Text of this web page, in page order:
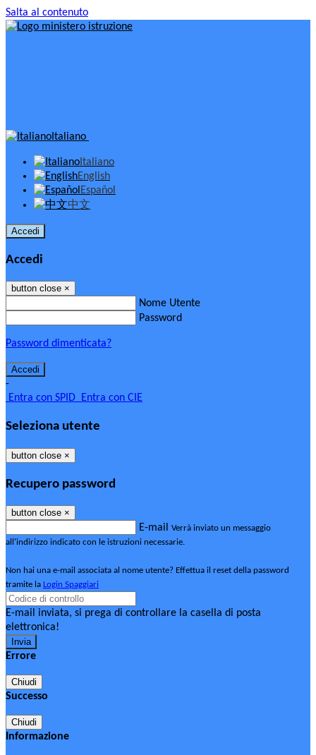
Salta al contenuto
Italiano
Italiano
English
Español
中文
Accedi
Accedi
button close ×
Nome Utente
Password
Password dimenticata?
-
Entra con SPID Entra con CIE
Seleziona utente
button close ×
Recupero password
button close ×
E-mail Verrà inviato un messaggio
all'indirizzo indicato con le istruzioni necessarie.
Non hai una e-mail associata al nome utente? Effettua il reset della password
tramite la Login Spaggiari
E-mail inviata, si prega di controllare la casella di posta
elettronica!
Errore
Chiudi
Successo
Chiudi
Informazione